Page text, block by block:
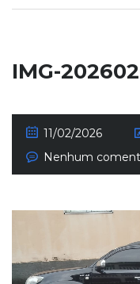
IMG-
11/02/2026
Nenhum